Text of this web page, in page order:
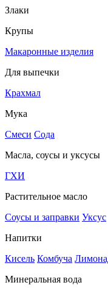
Злаки
Крупы
Макаронные изделия
Для выпечки
Крахмал
Мука
Смеси Сода
Масла, соусы и уксусы
ГХИ
Растительное масло
Соусы и заправки Уксус
Напитки
Кисель Комбуча
Минеральная вода